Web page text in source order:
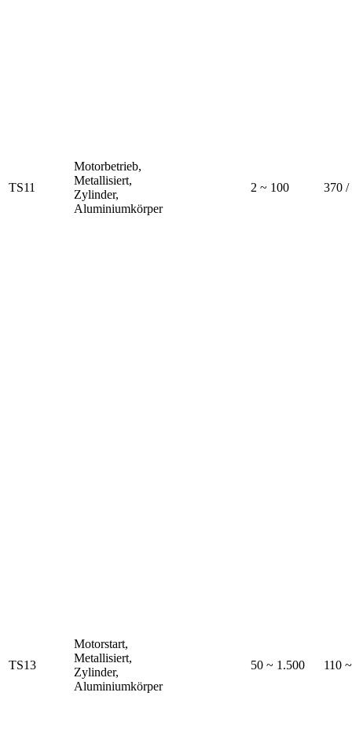
TS11
Motorbetrieb,
Metallisiert,
Zylinder,
Aluminiumkörper
2 ~ 100 370
TS13
Motorstart,
Metallisiert,
Zylinder,
Aluminiumkörper
50 ~ 1.500 110